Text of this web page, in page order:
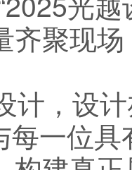
齐聚现
计，设
一位